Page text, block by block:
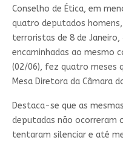
Conselho de Ética, em
quatro deputados
terroristas de 8 de
encaminhadas ao mesmo
(02/06), fez quatro meses
Mesa Diretora da Câmara
Destaca-se que as
deputadas não ocorreram
tentaram silenciar e até